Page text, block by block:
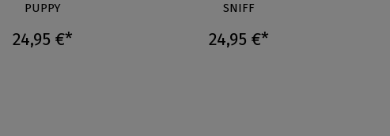
PUPPY
24,95 €*
SNIFF
24,95 €*